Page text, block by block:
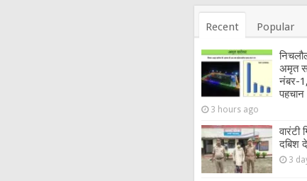
Recent Popular
अमृत
नंबर-
पहचान
3 hours ago
वारंटी
दबिश
3